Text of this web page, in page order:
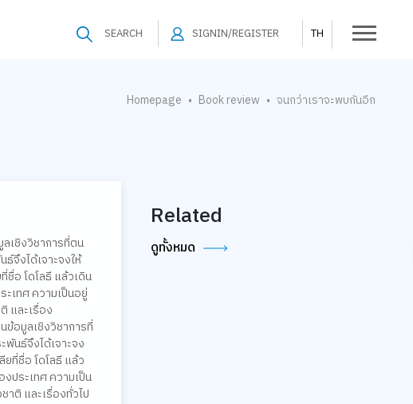
SEARCH SIGNIN/REGISTER TH
Homepage • Book review • จนกว่าเราจะพบกันอีก
เชิงวิชาการที่ตน
จึงได้เจาะจงให้
ชื่อ โดโลธี แล้วเดิน
เทศ ความเป็นอยู่
และเรื่อง
ข้อมูลเชิงวิชาการที่
นธ์จึงได้เจาะจง
ยที่ชื่อ โดโลธี แล้ว
ประเทศ ความเป็น
ติ และเรื่องทั่วไป
Related
ดูทั้งหมด